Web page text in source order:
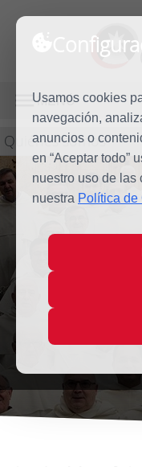
Usamos cookies
navegación,
anuncios o
en “Aceptar todo”
nuestro uso de las
nuestra Política de
MENÚ
Quiénes somos